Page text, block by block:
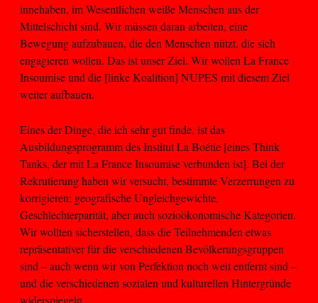
innehaben, im Wesentlichen weiße Menschen aus der
Mittelschicht sind. Wir müssen daran arbeiten, eine
Bewegung aufzubauen, die den Menschen nützt, die sich
engagieren wollen. Das ist unser Ziel. Wir wollen La France
Insoumise und die [linke Koalition] NUPES mit diesem Ziel
weiter aufbauen.
Eines der Dinge, die ich sehr gut finde, ist das
Ausbildungsprogramm des Institut La Boétie [eines Think
Tanks, der mit La France Insoumise verbunden ist]. Bei der
Rekrutierung haben wir versucht, bestimmte Verzerrungen zu
korrigieren: geografische Ungleichgewichte,
Geschlechterparität, aber auch sozioökonomische Kategorien.
Wir wollten sicherstellen, dass die Teilnehmenden etwas
repräsentativer für die verschiedenen Bevölkerungsgruppen
sind – auch wenn wir von Perfektion noch weit entfernt sind –
und die verschiedenen sozialen und kulturellen Hintergründe